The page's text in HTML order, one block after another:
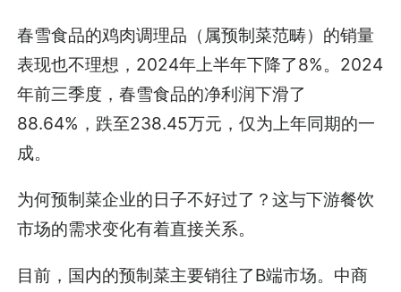
春雪食品的鸡肉调理品（属预制菜范畴）的销量
表现也不理想，2024年上半年下降了8%。2024
年前三季度，春雪食品的净利润下滑了
88.64%，跌至238.45万元，仅为上年同期的一
成。
为何预制菜企业的日子不好过了？这与下游餐饮
市场的需求变化有着直接关系。
目前，国内的预制菜主要销往了B端市场。中商